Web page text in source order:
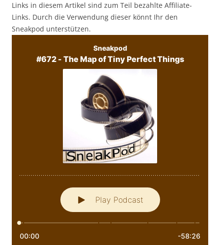
Links in diesem Artikel sind zum Teil bezahlte Affiliate-
Links. Durch die Verwendung dieser könnt Ihr den
Sneakpod unterstützen.